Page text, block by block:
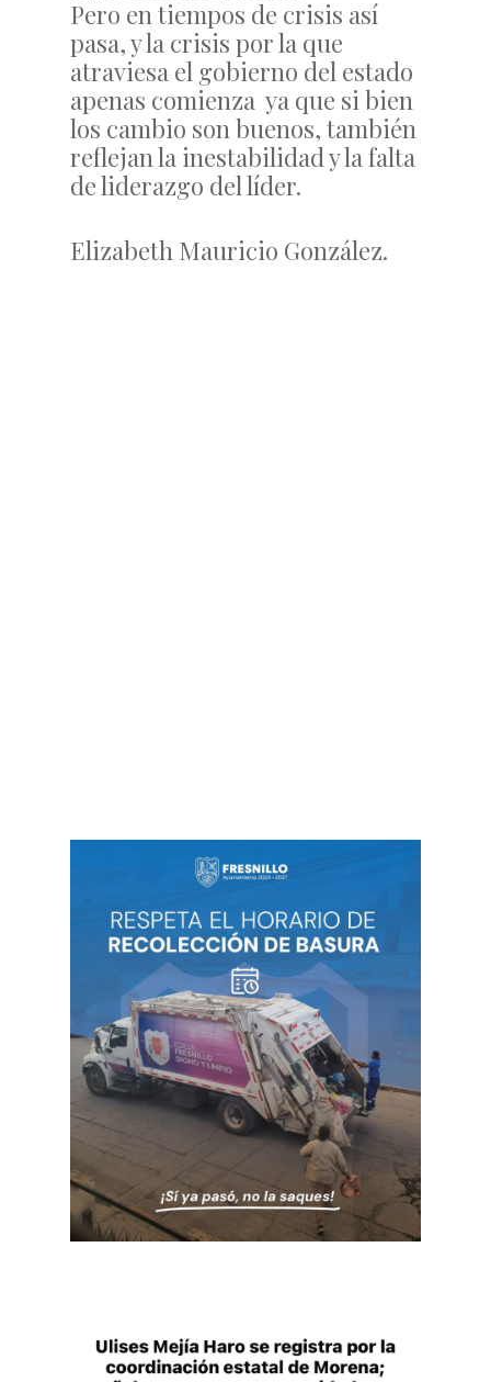
Pero en tiempos de crisis así
pasa, y la crisis por la que
atraviesa el gobierno del estado
apenas comienza ya que si bien
los cambio son buenos, también
reflejan la inestabilidad y la falta
de liderazgo del líder.
Elizabeth Mauricio González.